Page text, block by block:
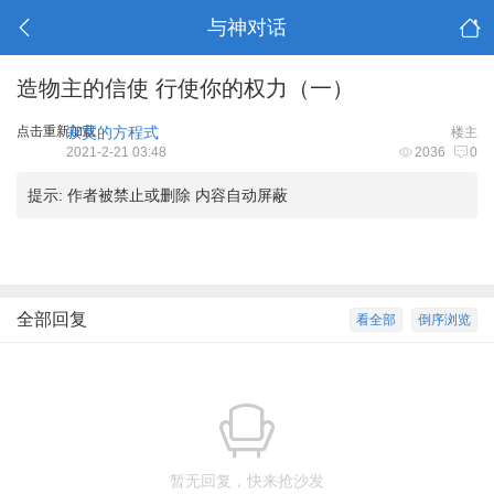
与神对话
造物主的信使 行使你的权力（一）
点击重新加载 楼主
寂寞的方程式
2036 0
2021-2-21 03:48
提示: 作者被禁止或删除 内容自动屏蔽
倒序浏览
看全部
全部回复
暂无回复，快来抢沙发